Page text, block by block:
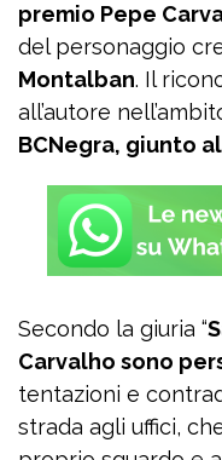
premio Pepe
del personaggio
Montalban. Il
all’autore
BCNegra, giunto
Secondo la giuria “
Carvalho sono
tentazioni e
strada agli uffici,